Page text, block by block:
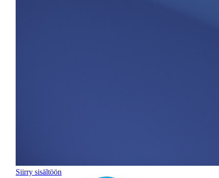
Siirry sisältöön